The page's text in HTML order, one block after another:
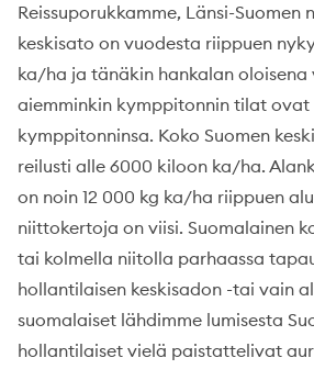
Reissuporukkamme, Länsi-Suomen
keskisato on vuodesta riippuen
ka/ha ja tänäkin hankalan oloisena
aiemminkin kymppitonnin tilat ovat
kymppitonninsa. Koko Suomen
reilusti alle 6000 kiloon ka/ha.
on noin 12 000 kg ka/ha riippuen
niittokertoja on viisi. Suomalainen
tai kolmella niitolla parhaassa
hollantilaisen keskisadon -tai vain
suomalaiset lähdimme lumisesta
hollantilaiset vielä paistattelivat